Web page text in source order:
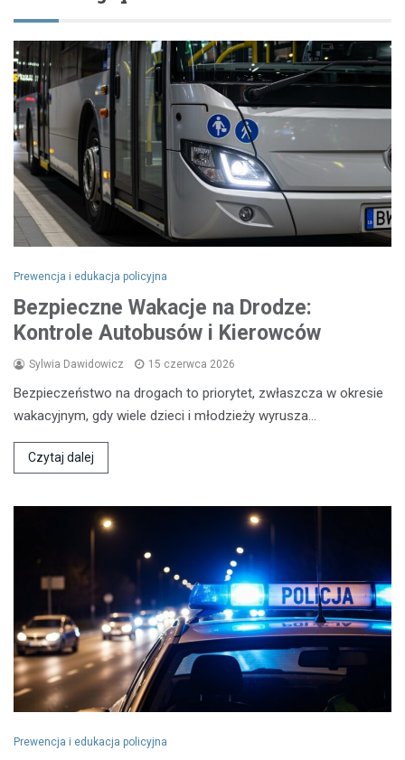
Prewencja i edukacja policyjna
Bezpieczne Wakacje na Drodze:
Kontrole Autobusów i Kierowców
Sylwia Dawidowicz 15 czerwca 2026
Bezpieczeństwo na drogach to priorytet, zwłaszcza w okresie
wakacyjnym, gdy wiele dzieci i młodzieży wyrusza…
Czytaj dalej
Prewencja i edukacja policyjna